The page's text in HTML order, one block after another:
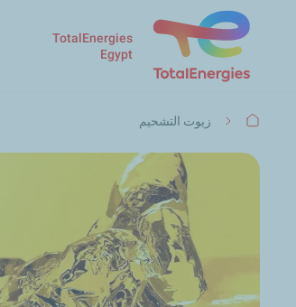
TotalEnergies
Egypt
مسار زيوت التشحيم